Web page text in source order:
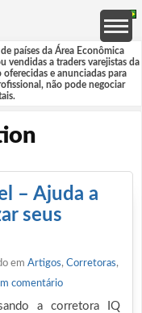
países da Área Econômica
vendidas a traders varejistas da
oferecidas e anunciadas para
não pode negociar
– Ajuda a
seus
em Artigos, Corretoras,
comentário
a corretora IQ